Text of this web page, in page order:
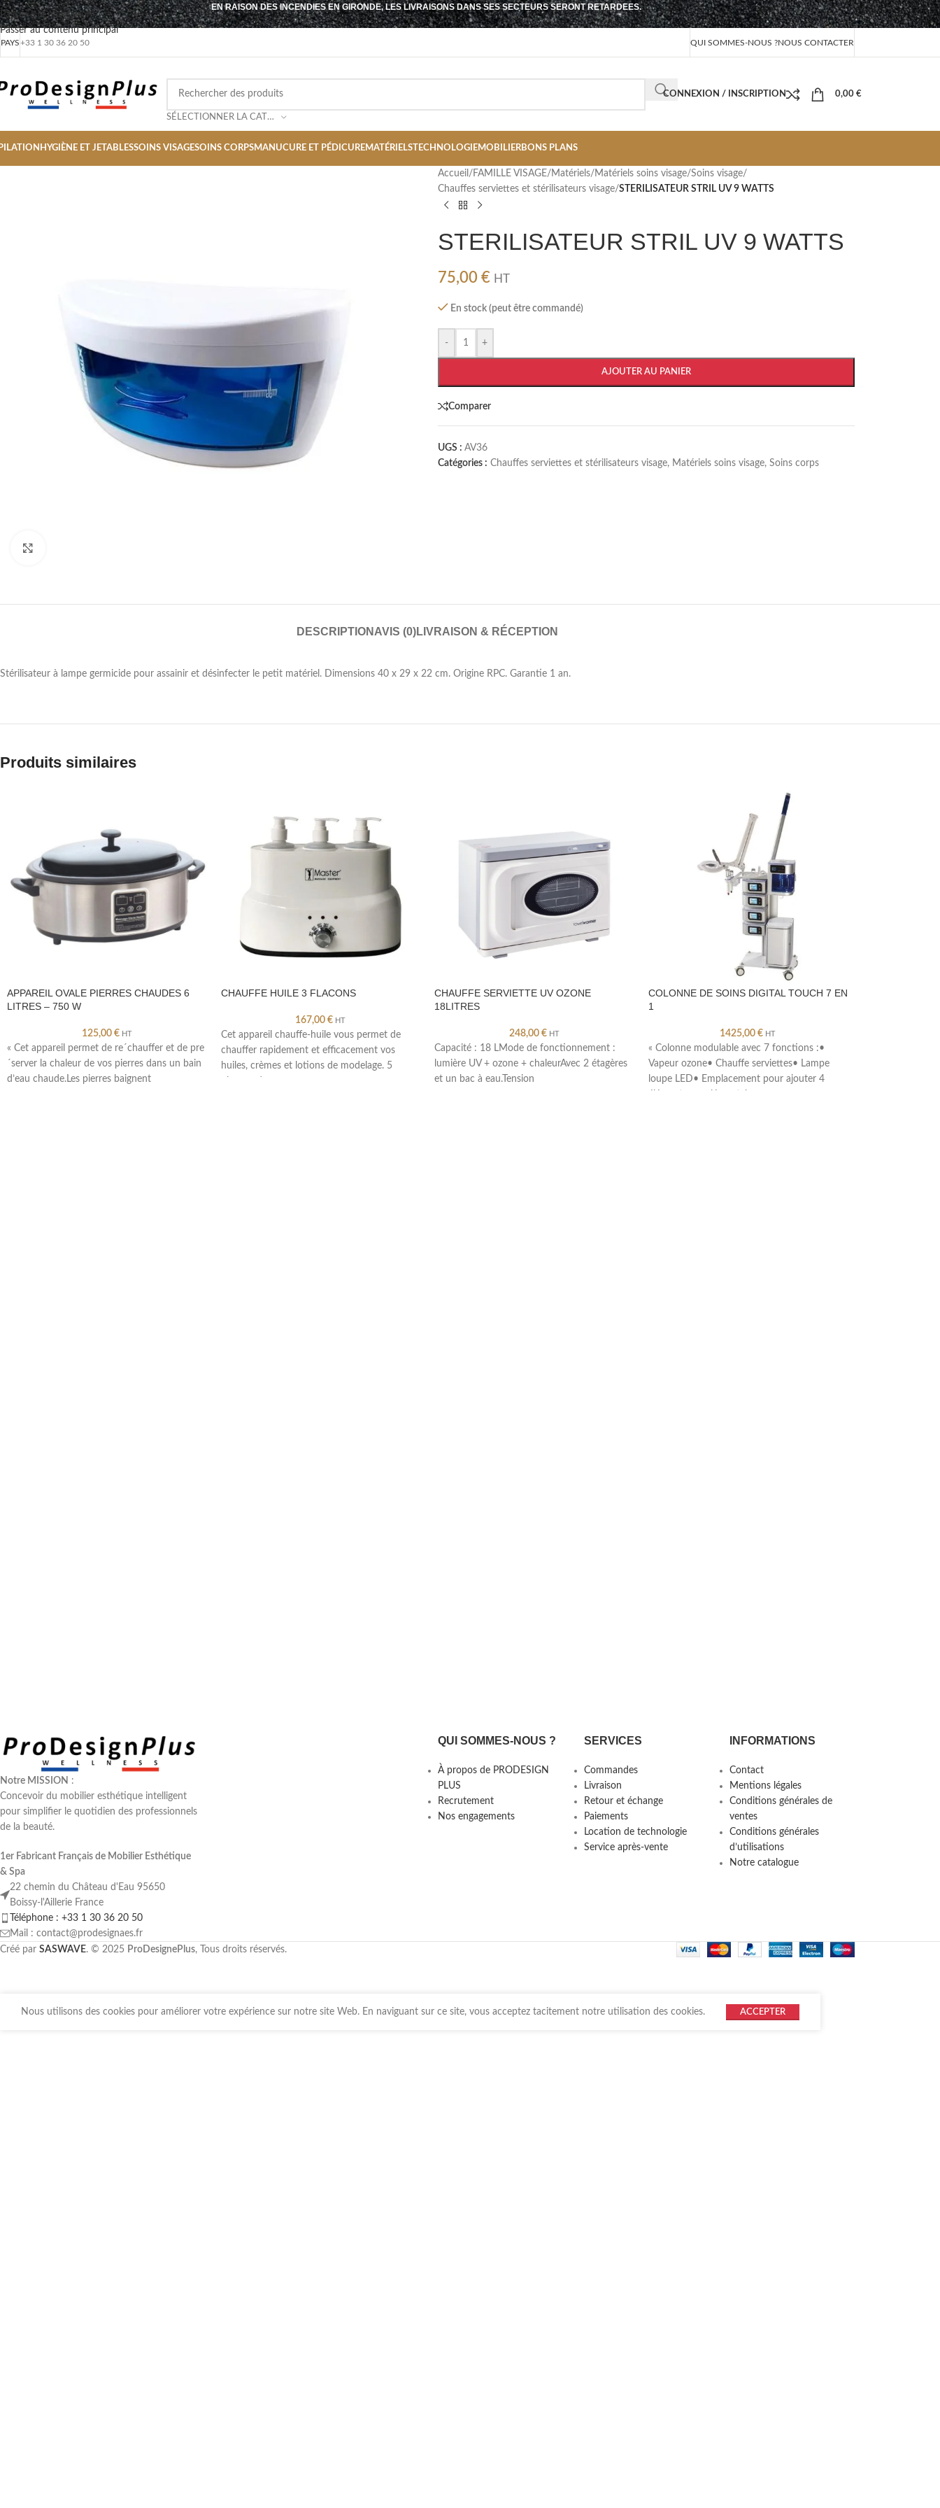
Passer à la navigation
Passer au contenu principal
EN RAISON DES INCENDIES EN GIRONDE, LES LIVRAISONS DANS SES SECTEURS SERONT RETARDEES.
PAYS+33 1 30 36 20 50 QUI SOMMES-NOUS ?NOUS CONTACTER
SÉLECTIONNER LA CATÉGORIE
CONNEXION / INSCRIPTION 0,00 €
HYGIÈNE ET JETABLESSOINS VISAGESOINS CORPSMANUCURE ET PÉDICUREMATÉRIELSTECHNOLOGIEMOBILIERBONS PLANS
Accueil / FAMILLE VISAGE/ Matériels/ Matériels soins visage/Soins visage/
Chauffes serviettes et stérilisateurs visage/STERILISATEUR STRIL UV 9 WATTS
STERILISATEUR STRIL UV 9 WATTS
75,00 € HT
En stock (peut être commandé)
- +
AJOUTER AU PANIER
Comparer
UGS : AV36
Catégories : Chauffes serviettes et stérilisateurs visage, Matériels soins visage, Soins corps
DESCRIPTION AVIS (0)LIVRAISON & RÉCEPTION
Stérilisateur à lampe germicide pour assainir et désinfecter le petit matériel. Dimensions 40 x 29 x 22 cm. Origine RPC. Garantie 1 an.
Produits similaires
APPAREIL OVALE PIERRES CHAUDES 6
LITRES – 750 W
125,00 € HT
« Cet appareil permet de re´chauffer et de pre
´server la chaleur de vos pierres dans un bain
d’eau chaude.Les pierres baignent
CHAUFFE HUILE 3 FLACONS
167,00€ HT
Cet appareil chauffe-huile vous permet de
chauffer rapidement et efficacement vos
huiles, crèmes et lotions de modelage. 5
CHAUFFE SERVIETTE UV OZONE
18LITRES
248,00 € HT
Capacité : 18 LMode de fonctionnement :
lumière UV + ozone + chaleurAvec 2 étagères
et un bac à eau.Tension
COLONNE DE SOINS DIGITAL TOUCH 7 EN
1
1425,00€ HT
« Colonne modulable avec 7 fonctions :•
Vapeur ozone• Chauffe serviettes• Lampe
loupe LED• Emplacement pour ajouter 4
Notre MISSION :
Concevoir du mobilier esthétique intelligent
pour simplifier le quotidien des professionnels
de la beauté.
1er Fabricant Français de Mobilier Esthétique
& Spa
22 chemin du Château d'Eau 95650
Boissy-l'Aillerie France
Téléphone : +33 1 30 36 20 50
Mail : contact@prodesignaes.fr
QUI SOMMES-NOUS ?
À propos de PRODESIGN
PLUS
Recrutement
Nos engagements
SERVICES
Commandes
Livraison
Retour et échange
Paiements
Location de technologie
Service après-vente
INFORMATIONS
Contact
Mentions légales
Conditions générales de
ventes
Conditions générales
d’utilisations
Notre catalogue
Créé par SASWAVE. © 2025 ProDesignePlus, Tous droits réservés.
Nous utilisons des cookies pour améliorer votre expérience sur notre site Web. En naviguant sur ce site, vous acceptez tacitement notre utilisation des cookies. ACCEPTER